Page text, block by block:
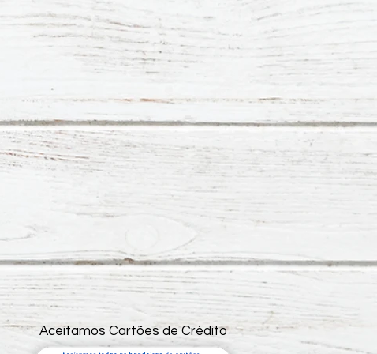
Aceitamos Cartões de Crédito